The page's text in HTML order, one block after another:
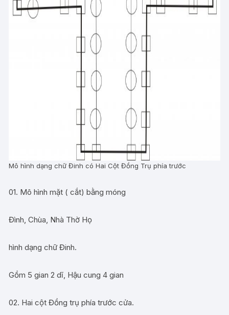
Mô hình dạng chữ Đinh có Hai Cột Đồng Trụ phía trước
01. Mô hình mặt ( cắt) bằng móng
Đình, Chùa, Nhà Thờ Họ
hình dạng chữ Đinh.
Gồm 5 gian 2 dĩ, Hậu cung 4 gian
02. Hai cột Đồng trụ phía trước cửa.